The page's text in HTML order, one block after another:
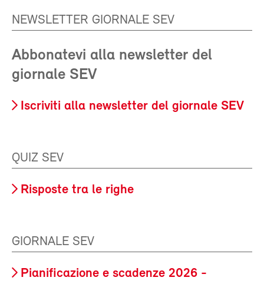
NEWSLETTER GIORNALE SEV
Abbonatevi alla newsletter del
giornale SEV
Iscriviti alla newsletter del giornale SEV
QUIZ SEV
Risposte tra le righe
GIORNALE SEV
Pianificazione e scadenze 2026 -